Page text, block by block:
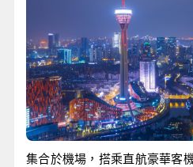
集合於機場，搭乘直航豪華客